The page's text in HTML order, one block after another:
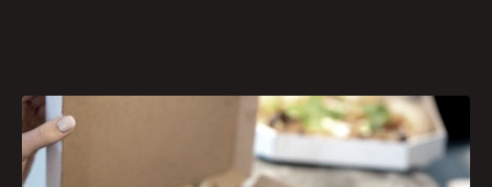
Quando se trata de sobras de pizza, muitos